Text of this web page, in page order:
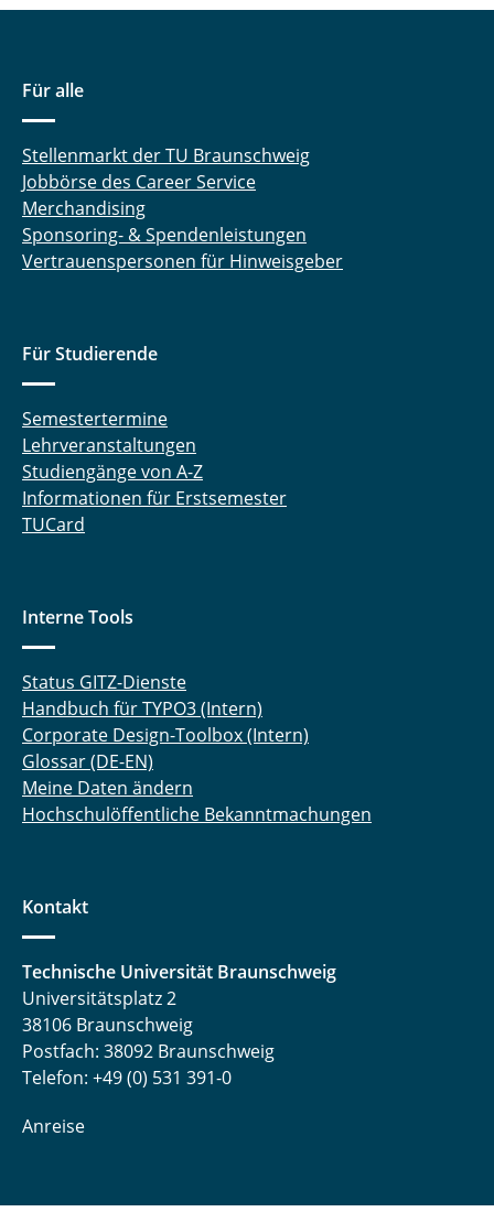
Für alle
Stellenmarkt der TU Braunschweig
Jobbörse des Career Service
Merchandising
Sponsoring- & Spendenleistungen
Vertrauenspersonen für Hinweisgeber
Für Studierende
Semestertermine
Lehrveranstaltungen
Studiengänge von A-Z
Informationen für Erstsemester
TUCard
Interne Tools
Status GITZ-Dienste
Handbuch für TYPO3 (Intern)
Corporate Design-Toolbox (Intern)
Glossar (DE-EN)
Meine Daten ändern
Hochschulöffentliche Bekanntmachungen
Kontakt
Technische Universität Braunschweig
Universitätsplatz 2
38106 Braunschweig
Postfach: 38092 Braunschweig
Telefon: +49 (0) 531 391-0
Anreise